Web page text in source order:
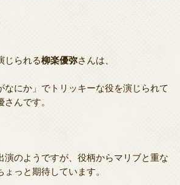
じられる柳楽優弥さんは、
なにか」でトリッキーな役を演じられて
んです。
演のようですが、役柄からマリブと重な
っと期待しています。